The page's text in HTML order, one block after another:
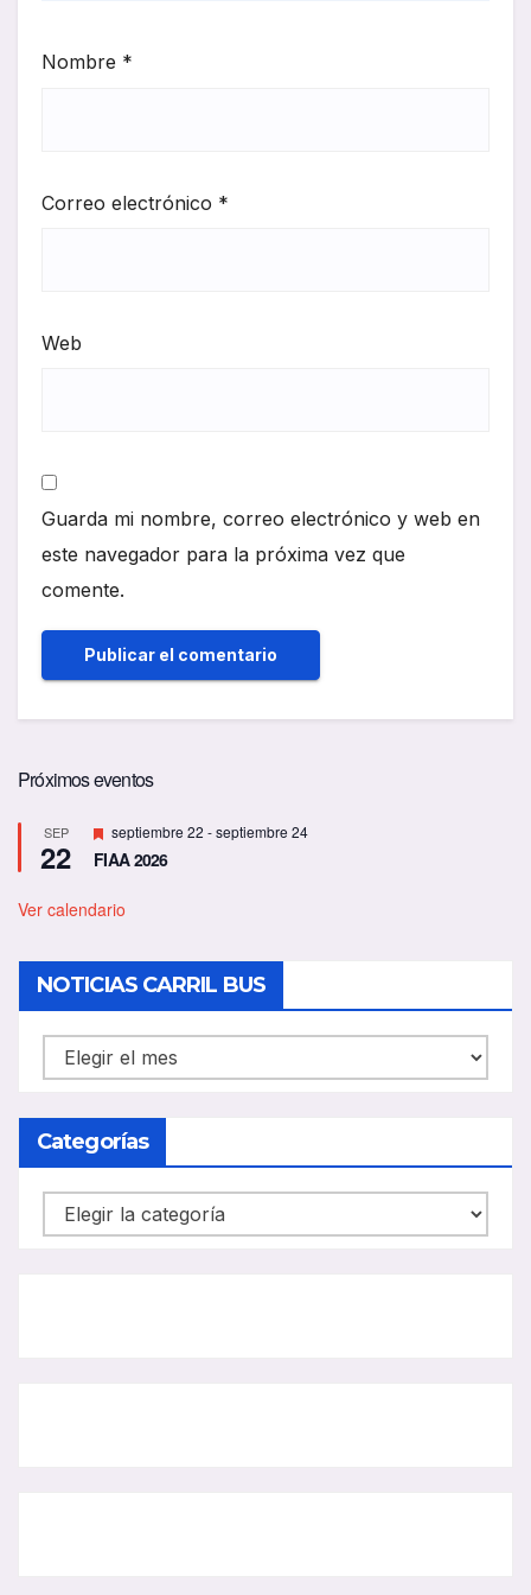
Nombre *
Correo electrónico *
Web
Guarda mi nombre, correo electrónico y web en
este navegador para la próxima vez que
comente.
Próximos eventos
SEP
22
D
e
s
a
d
o
septiembre 22 -septiembre 24
FIAA 2026
Ver calendario
NOTICIAS CARRIL BUS
NOTICIAS
CARRIL
BUS
Categorías
Categorías